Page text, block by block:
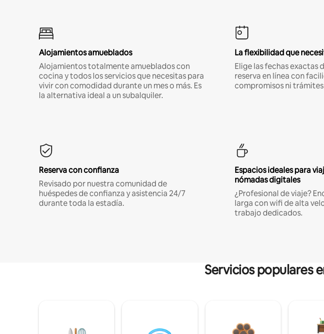
Alojamientos amueblados
Alojamientos totalmente amueblados con
cocina y todos los servicios que necesitas para
vivir con comodidad durante un mes o más. Es
la alternativa ideal a un subalquiler.
La flexibilidad que
Elige las fechas exactas
reserva en línea con
compromisos ni
Reserva con confianza
Revisado por nuestra comunidad de
huéspedes de confianza y asistencia 24/7
durante toda la estadía.
Espacios ideales para
nómadas digitales
¿Profesional de viaje?
larga con wifi de alta
trabajo dedicados.
Servicios populares